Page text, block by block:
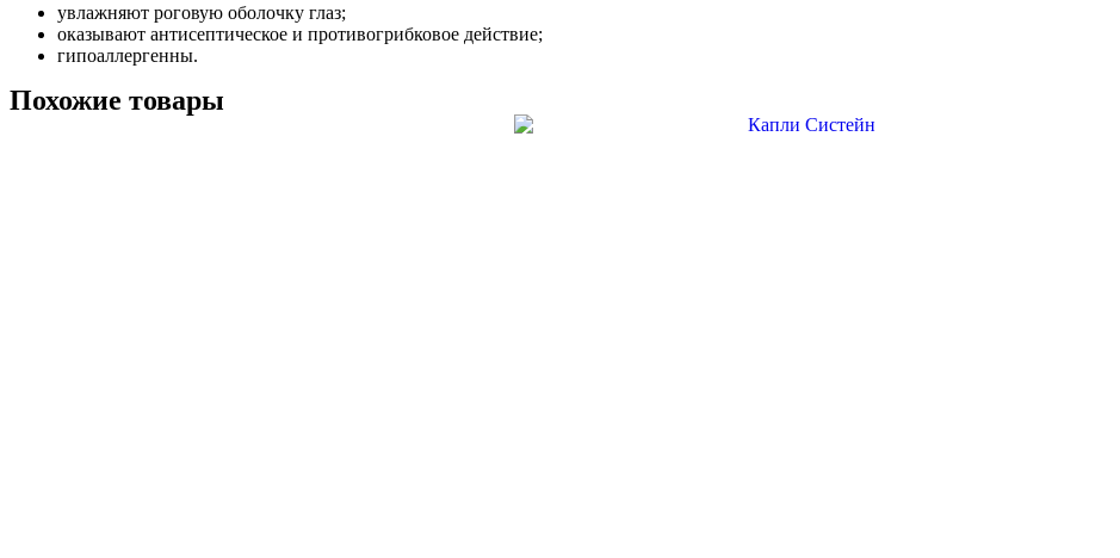
увлажняют роговую оболочку глаз;
оказывают антисептическое и противогрибковое действие;
гипоаллергенны.
Похожие товары